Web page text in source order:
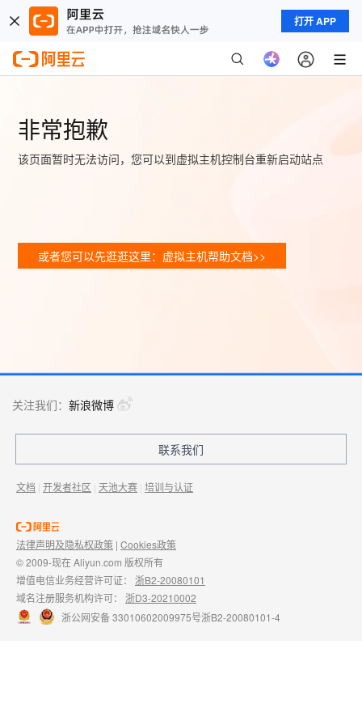
打开 APP
非常抱歉
该页面暂时无法访问，您可以到虚拟主机控制台重新启动站点
或者您可以先逛逛这里：虚拟主机帮助文档>>